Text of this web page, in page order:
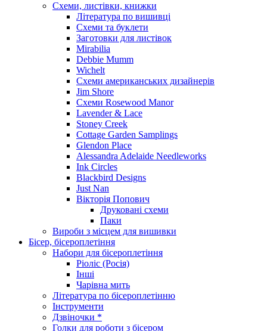
Схеми, листівки, книжки
Література по вишивці
Схеми та буклети
Заготовки для листівок
Mirabilia
Debbie Mumm
Wichelt
Схеми американських дизайнерів
Jim Shore
Cхеми Rosewood Manor
Lavender & Lace
Stoney Creek
Cottage Garden Samplings
Glendon Place
Alessandra Adelaide Needleworks
Ink Circles
Blackbird Designs
Just Nan
Вікторія Попович
Друковані схеми
Паки
Вироби з місцем для вишивки
Бісер, бісероплетіння
Набори для бісероплетіння
Ріоліс (Росія)
Інші
Чарівна мить
Література по бісероплетінню
Інструменти
Дзвіночки *
Голки для роботи з бісером